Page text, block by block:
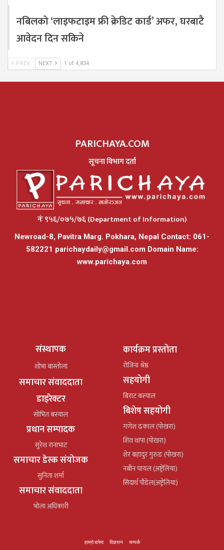
नबिलको ‘लाइफटाइम फ्री क्रेडिट कार्ड’ अफर, घरबाटै
आवेदन दिन सकिने
PREV NEXT 1 of 4,834
PARICHAYA.COM
सूचना विभाग दर्ता
नंः ९५६/०७५/७६ (Department of Information)
Newroad-8, Pavitra Marg. Pokhara, Nepal Contact: 061-
582221 parichaydaily@gmail.comDomain Name:
www.parichaya.com
संस्थापक
शोभा बास्तोला
समाचार संवाददाता
डाइरेक्टर
सोभित बस्याल
प्रधान सम्पादक
सुरेश रानाभाट
समाचार डेस्क संयोजक
सुनिता शर्मा
समाचार संवाददाता
भोला अधिकारी
कार्यक्रम प्रस्तोता
रोजिना श्रेष्ठ
सहयोगी
बिराट बस्याल
बिशेष सहयोगी
गणेश ढकाल (पोखरा)
शिव थापा (पोखरा)
शेर बहादुर गुरुङ (पोखरा)
नबीन घायल (अष्ट्रेलिया)
सिदार्थ पौडेल(अष्ट्रेलिया)
हाम्रो बारेमा विज्ञापन सम्पर्क